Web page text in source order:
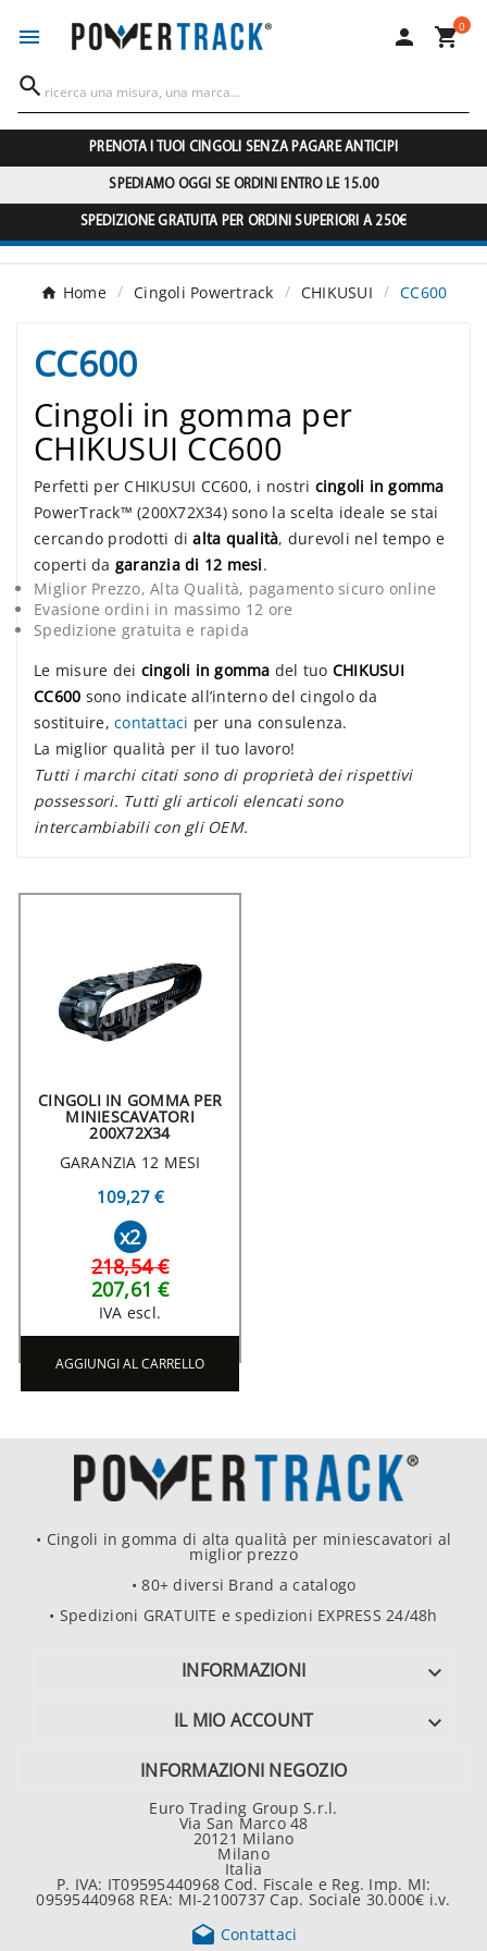
  0

PRENOTA I TUOI CINGOLI SENZA PAGARE ANTICIPI
SPEDIAMO OGGI SE ORDINI ENTRO LE 15.00
SPEDIZIONE GRATUITA PER ORDINI SUPERIORI A 250€
Home Cingoli Powertrack CHIKUSUI CC600
CC600
Cingoli in gomma per
CHIKUSUI CC600
Perfetti per CHIKUSUI CC600, i nostri cingoli in gomma
PowerTrack™ (200X72X34) sono la scelta ideale se stai
cercando prodotti dialta qualità, durevoli nel tempo e
coperti da garanzia di 12 mesi.
Miglior Prezzo, Alta Qualità, pagamento sicuro online
Evasione ordini in massimo 12 ore
Spedizione gratuita e rapida
Le misure dei cingoli in gomma del tuo CHIKUSUI
CC600 sono indicate all’interno del cingolo da
sostituire, contattaci per una consulenza.
La miglior qualità per il tuo lavoro!
Tutti i marchi citati sono di proprietà dei rispettivi
possessori. Tutti gli articoli elencati sono
intercambiabili con gli OEM.
CINGOLI IN GOMMA PER
MINIESCAVATORI
200X72X34
GARANZIA 12 MESI
109,27 €
x2
218,54 €
207,61 €
IVA escl.
AGGIUNGI AL CARRELLO
• Cingoli in gomma di alta qualità per miniescavatori al
miglior prezzo
• 80+ diversi Brand a catalogo
• Spedizioni GRATUITE e spedizioni EXPRESS 24/48h
INFORMAZIONI 
IL MIO ACCOUNT 
INFORMAZIONI NEGOZIO
Euro Trading Group S.r.l.
Via San Marco 48
20121 Milano
Milano
Italia
P. IVA: IT09595440968 Cod. Fiscale e Reg. Imp. MI:
09595440968 REA: MI-2100737 Cap. Sociale 30.000€ i.v.
 Contattaci